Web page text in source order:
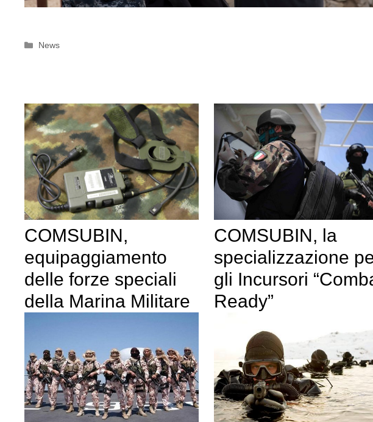
Categorie
News
COMSUBIN,
equipaggiamento
delle forze speciali
della Marina Militare
COMSUBIN, la
specializzazione
gli Incursori
Ready”